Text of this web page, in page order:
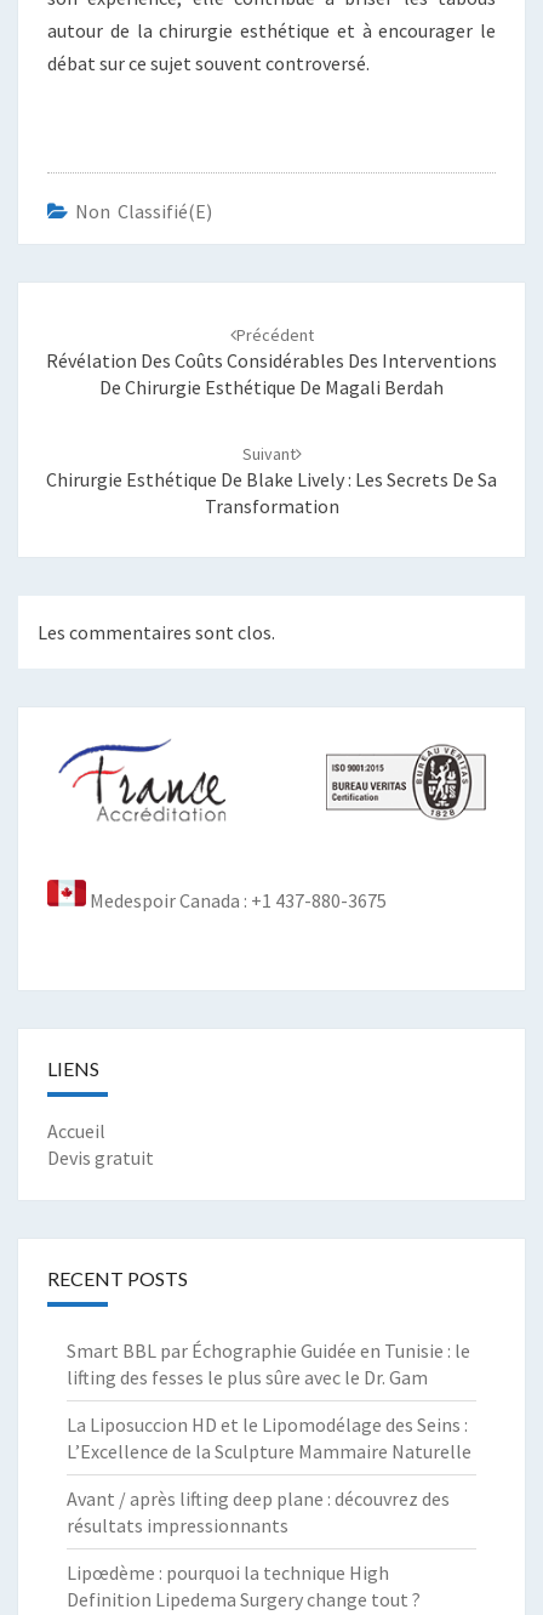
autour de la chirurgie esthétique et à encourager le
débat sur ce sujet souvent controversé.
Non Classifié(e)
Précédent
Révélation Des Coûts Considérables Des Interventions
De Chirurgie Esthétique De Magali Berdah
Suivant
Chirurgie Esthétique De Blake Lively : Les Secrets De Sa
Transformation
Les commentaires sont clos.
Medespoir Canada : +1 437-880-3675
LIENS
Accueil
Devis gratuit
RECENT POSTS
Smart BBL par Échographie Guidée en Tunisie : le
lifting des fesses le plus sûre avec le Dr. Gam
La Liposuccion HD et le Lipomodélage des Seins :
L’Excellence de la Sculpture Mammaire Naturelle
Avant / après lifting deep plane : découvrez des
résultats impressionnants
Lipœdème : pourquoi la technique High
Definition Lipedema Surgery change tout ?